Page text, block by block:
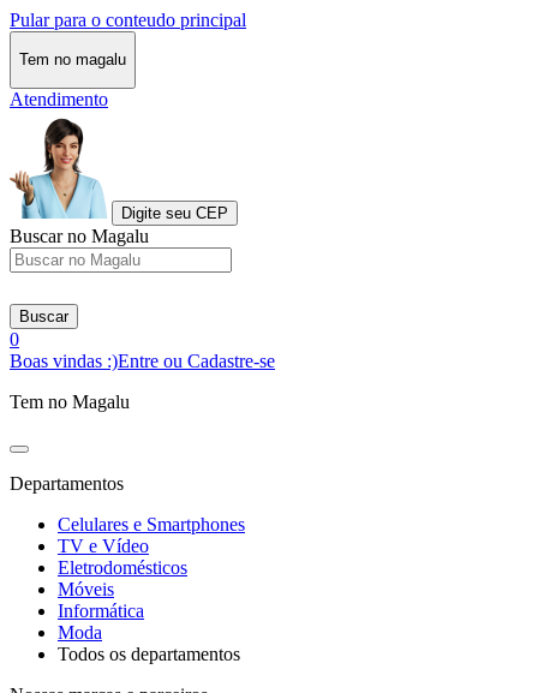
Pular para o conteudo principal
Tem no magalu
Atendimento
Digite seu CEP
Buscar no Magalu
Buscar
0
Boas vindas :)Entre ou Cadastre-se
Tem no Magalu
Departamentos
Celulares e Smartphones
TV e Vídeo
Eletrodomésticos
Móveis
Informática
Moda
Todos os departamentos